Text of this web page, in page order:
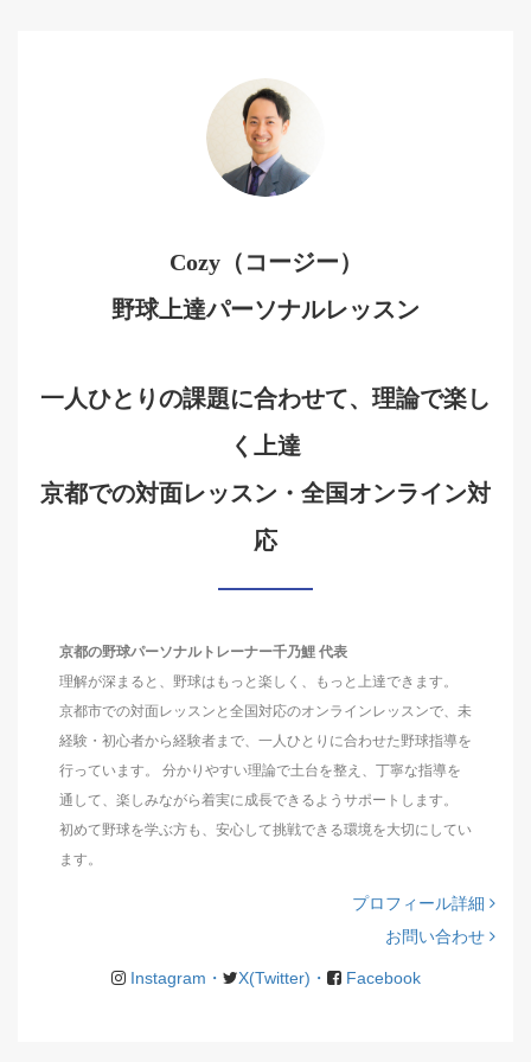
Cozy（コージー）
野球上達パーソナルレッスン
一人ひとりの課題に合わせて、理論で楽し
く上達
京都での対面レッスン・全国オンライン対
応
京都の野球パーソナルトレーナー千乃鯉 代表
理解が深まると、野球はもっと楽しく、もっと上達できます。
京都市での対面レッスンと全国対応のオンラインレッスンで、未
経験・初心者から経験者まで、一人ひとりに合わせた野球指導を
行っています。 分かりやすい理論で土台を整え、丁寧な指導を
通して、楽しみながら着実に成長できるようサポートします。
初めて野球を学ぶ方も、安心して挑戦できる環境を大切にしてい
ます。
プロフィール詳細
お問い合わせ
Instagram・ X(Twitter)・ Facebook